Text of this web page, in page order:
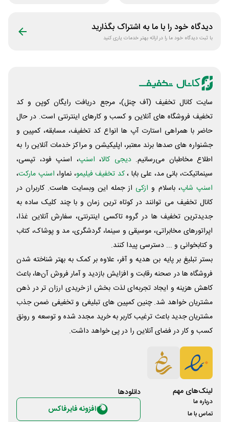
دیدگاه خود را با ما به اشتراک بگذارید
با ثبت دیدگاه خود ما را در ارائه بهتر خدمات یاری کنید
سایت کانال تخفیف (آف چنل)، مرجع دریافت رایگان کوپن و کد
تخفیف فروشگاه های آنلاین و کسب و‌ کارهای اینترنتی است. در حال
حاضر با همراهی استارت آپ ها انواع کد تخفیف، مسابقه، کمپین و
جشنواره های صدها برند معتبر، اپلیکیشن و مراکز خدمات آنلاین را به
اطلاع مخاطبان می‌رسانیم. دیجی کالا، اسنپ، اسنپ فود، تپسی،
سینماتیکت، بانی مد، علی‌ بابا ،کد تخفیف فیلیمو، نماوا، اسنپ مارکت،
اسنپ شاپ، باسلام و ازکی از جمله این وبسایت ‌هاست. کاربران در
کانال تخفیف می توانند در کوتاه ترین زمان و با چند کلیک ساده به
جدیدترین تخفیف ها در گروه تاکسی اینترنتی، سفارش آنلاین غذا،
اپراتورهای مخابراتی، موسیقی و سینما، گردشگری، مد و پوشاک، کتاب
و کتابخوانی و ... دسترسی پیدا کنند.
بستر تبلیغ بر پایه بن هدیه و آفر، علاوه بر کمک به بهتر شناخته شدن
فروشگاه ها در صحنه رقابت و افزایش بازدید و آمار فروش آن‌ها، باعث
کاهش هزینه و ایجاد تجربه‌ای لذت بخش از خریدی ارزان تر در ذهن
مشتریان خواهد شد. چنین کمپین های تبلیغی و تخفیفی ضمن جذب
مشتریان جدید باعث ترغیب کاربر به خرید مجدد شده و توسعه و رونق
کسب و کار در فضای آنلاین را در پی خواهد داشت.
لینک‌های مهم
درباره ما
تماس با ما
دانلود‌ها
افزونه فایرفاکس